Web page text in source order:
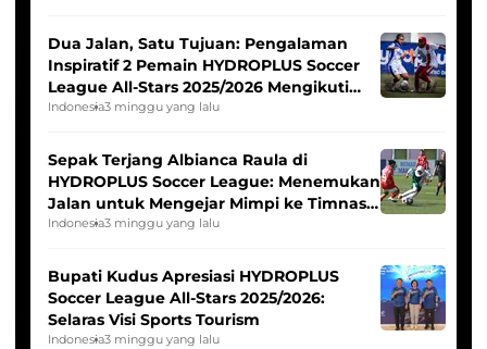
Dua Jalan, Satu Tujuan: Pengalaman
Inspiratif 2 Pemain HYDROPLUS Soccer
League All-Stars 2025/2026 Mengikuti
Seleksi Timnas Indonesia Putri
Indonesia3 minggu yang lalu
Sepak Terjang Albianca Raula di
HYDROPLUS Soccer League: Menemukan
Jalan untuk Mengejar Mimpi ke Timnas
Indonesia Putri
Indonesia3 minggu yang lalu
Bupati Kudus Apresiasi HYDROPLUS
Soccer League All-Stars 2025/2026:
Selaras Visi Sports Tourism
Indonesia3 minggu yang lalu